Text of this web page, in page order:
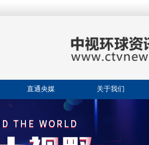
直通央媒 关于我们